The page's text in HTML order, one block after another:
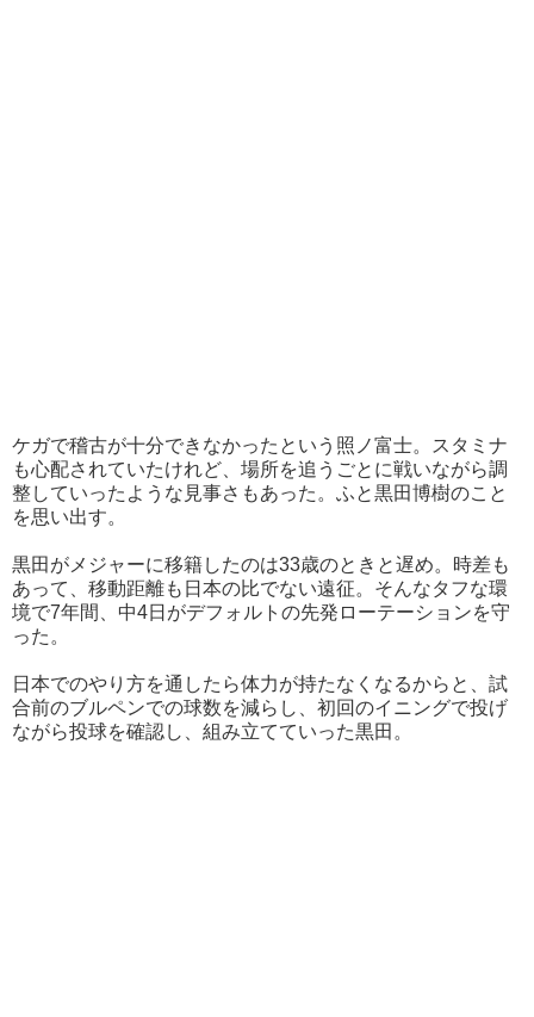
ケガで稽古が十分できなかったという照ノ富士。スタミナ
も心配されていたけれど、場所を追うごとに戦いながら調
整していったような見事さもあった。ふと黒田博樹のこと
を思い出す。
黒田がメジャーに移籍したのは33歳のときと遅め。時差も
あって、移動距離も日本の比でない遠征。そんなタフな環
境で7年間、中4日がデフォルトの先発ローテーションを守
った。
日本でのやり方を通したら体力が持たなくなるからと、試
合前のブルペンでの球数を減らし、初回のイニングで投げ
ながら投球を確認し、組み立てていった黒田。